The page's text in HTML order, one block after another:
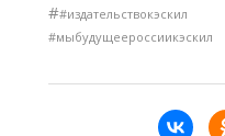
#
#мыбудущеероссиикэскил